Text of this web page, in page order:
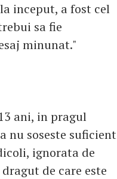
inceput, a fost cel
sa fie
minunat."
ani, in pragul
nu soseste suficient
ignorata de
de care este